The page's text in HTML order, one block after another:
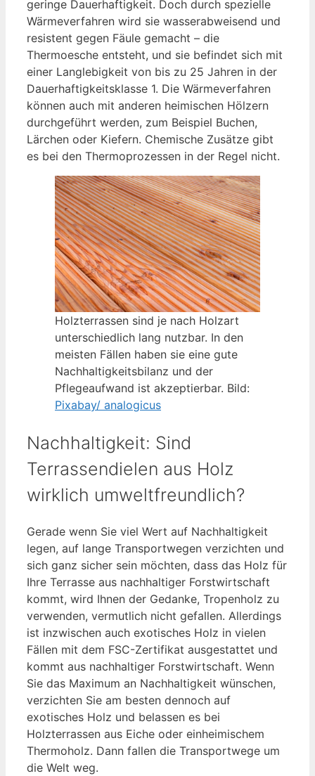
geringe Dauerhaftigkeit. Doch durch spezielle
Wärmeverfahren wird sie wasserabweisend und
resistent gegen Fäule gemacht – die
Thermoesche entsteht, und sie befindet sich mit
einer Langlebigkeit von bis zu 25 Jahren in der
Dauerhaftigkeitsklasse 1. Die Wärmeverfahren
können auch mit anderen heimischen Hölzern
durchgeführt werden, zum Beispiel Buchen,
Lärchen oder Kiefern. Chemische Zusätze gibt
es bei den Thermoprozessen in der Regel nicht.
Holzterrassen sind je nach Holzart
unterschiedlich lang nutzbar. In den
meisten Fällen haben sie eine gute
Nachhaltigkeitsbilanz und der
Pflegeaufwand ist akzeptierbar. Bild:
Pixabay/ analogicus
Nachhaltigkeit: Sind
Terrassendielen aus Holz
wirklich umweltfreundlich?
Gerade wenn Sie viel Wert auf Nachhaltigkeit
legen, auf lange Transportwegen verzichten und
sich ganz sicher sein möchten, dass das Holz für
Ihre Terrasse aus nachhaltiger Forstwirtschaft
kommt, wird Ihnen der Gedanke, Tropenholz zu
verwenden, vermutlich nicht gefallen. Allerdings
ist inzwischen auch exotisches Holz in vielen
Fällen mit dem FSC-Zertifikat ausgestattet und
kommt aus nachhaltiger Forstwirtschaft. Wenn
Sie das Maximum an Nachhaltigkeit wünschen,
verzichten Sie am besten dennoch auf
exotisches Holz und belassen es bei
Holzterrassen aus Eiche oder einheimischem
Thermoholz. Dann fallen die Transportwege um
die Welt weg.